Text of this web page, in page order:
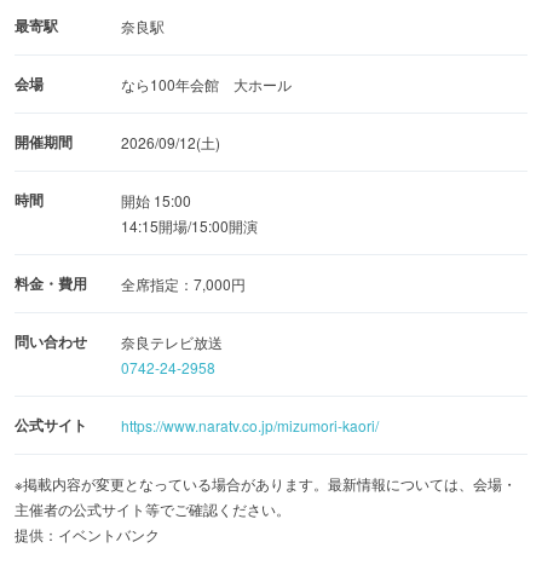
最寄駅 奈良駅
会場 なら100年会館 大ホール
開催期間 2026/09/12(土)
時間
開始 15:00
14:15開場/15:00開演
料金・費用 全席指定：7,000円
問い合わせ
奈良テレビ放送
0742-24-2958
公式サイト https://www.naratv.co.jp/mizumori-kaori/
※掲載内容が変更となっている場合があります。最新情報については、会場・
主催者の公式サイト等でご確認ください。
提供：イベントバンク